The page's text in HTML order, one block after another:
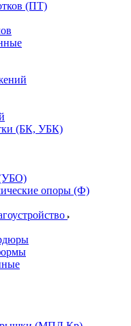
(ПТ)
(БК, УБК)
опоры (Ф)